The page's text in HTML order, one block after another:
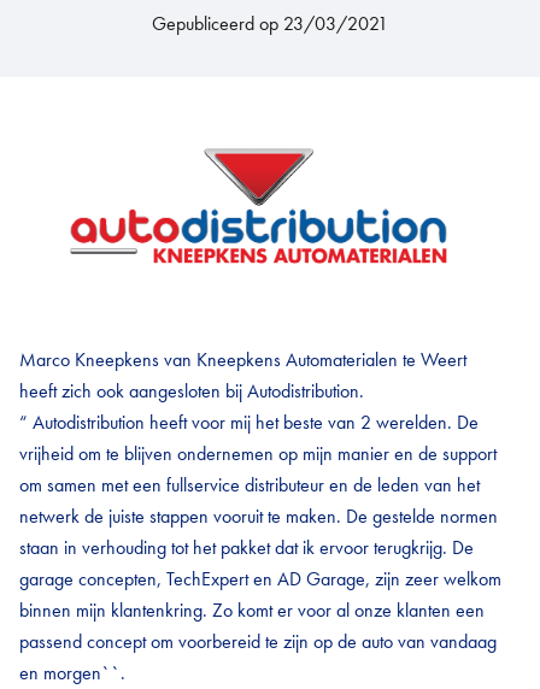
Gepubliceerd op 23/03/2021
Marco Kneepkens van Kneepkens Automaterialen te Weert
heeft zich ook aangesloten bij Autodistribution.
“ Autodistribution heeft voor mij het beste van 2 werelden. De
vrijheid om te blijven ondernemen op mijn manier en de support
om samen met een fullservice distributeur en de leden van het
netwerk de juiste stappen vooruit te maken. De gestelde normen
staan in verhouding tot het pakket dat ik ervoor terugkrijg. De
garage concepten, TechExpert en AD Garage, zijn zeer welkom
binnen mijn klantenkring. Zo komt er voor al onze klanten een
passend concept om voorbereid te zijn op de auto van vandaag
en morgen``.